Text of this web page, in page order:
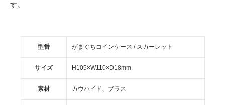
す。
型番 がまぐちコインケース / スカーレット
サイズ H105×W110×D18mm
素材 カウハイド、ブラス